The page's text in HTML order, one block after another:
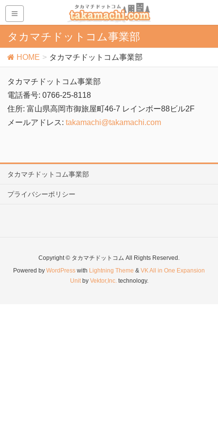
タカマチドットコム事業部
HOME タカマチドットコム事業部
タカマチドットコム事業部
電話番号: 0766-25-8118
住所: 富山県高岡市御旅屋町46-7 レインボー88ビル2F
メールアドレス: takamachi@takamachi.com
タカマチドットコム事業部
プライバシーポリシー
Copyright © タカマチドットコム All Rights Reserved.
Powered by WordPress with Lightning Theme & VK All in One Expansion
Unitby Vektor,Inc.technology.